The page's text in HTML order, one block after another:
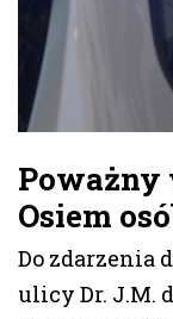
Poważny
Osiem
Do zdarzenia
ulicy Dr. J.M.